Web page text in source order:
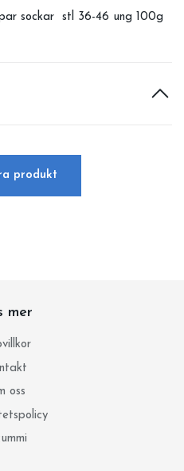
sockar stl 36-46 ung 100g
produkt
mer
oss